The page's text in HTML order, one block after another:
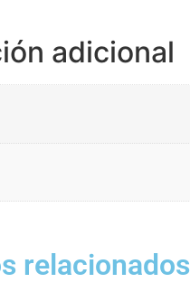
adicional
relacionados